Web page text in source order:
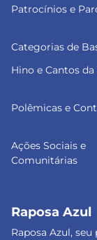
Patrocínios e
Categorias de
Hino e Cantos da
Polêmicas e
Ações Sociais e
Comunitárias
Raposa Azul
Raposa Azul,